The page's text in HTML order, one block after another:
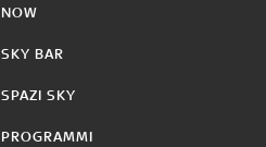
NOW
SKY BAR
SPAZI SKY
PROGRAMMI